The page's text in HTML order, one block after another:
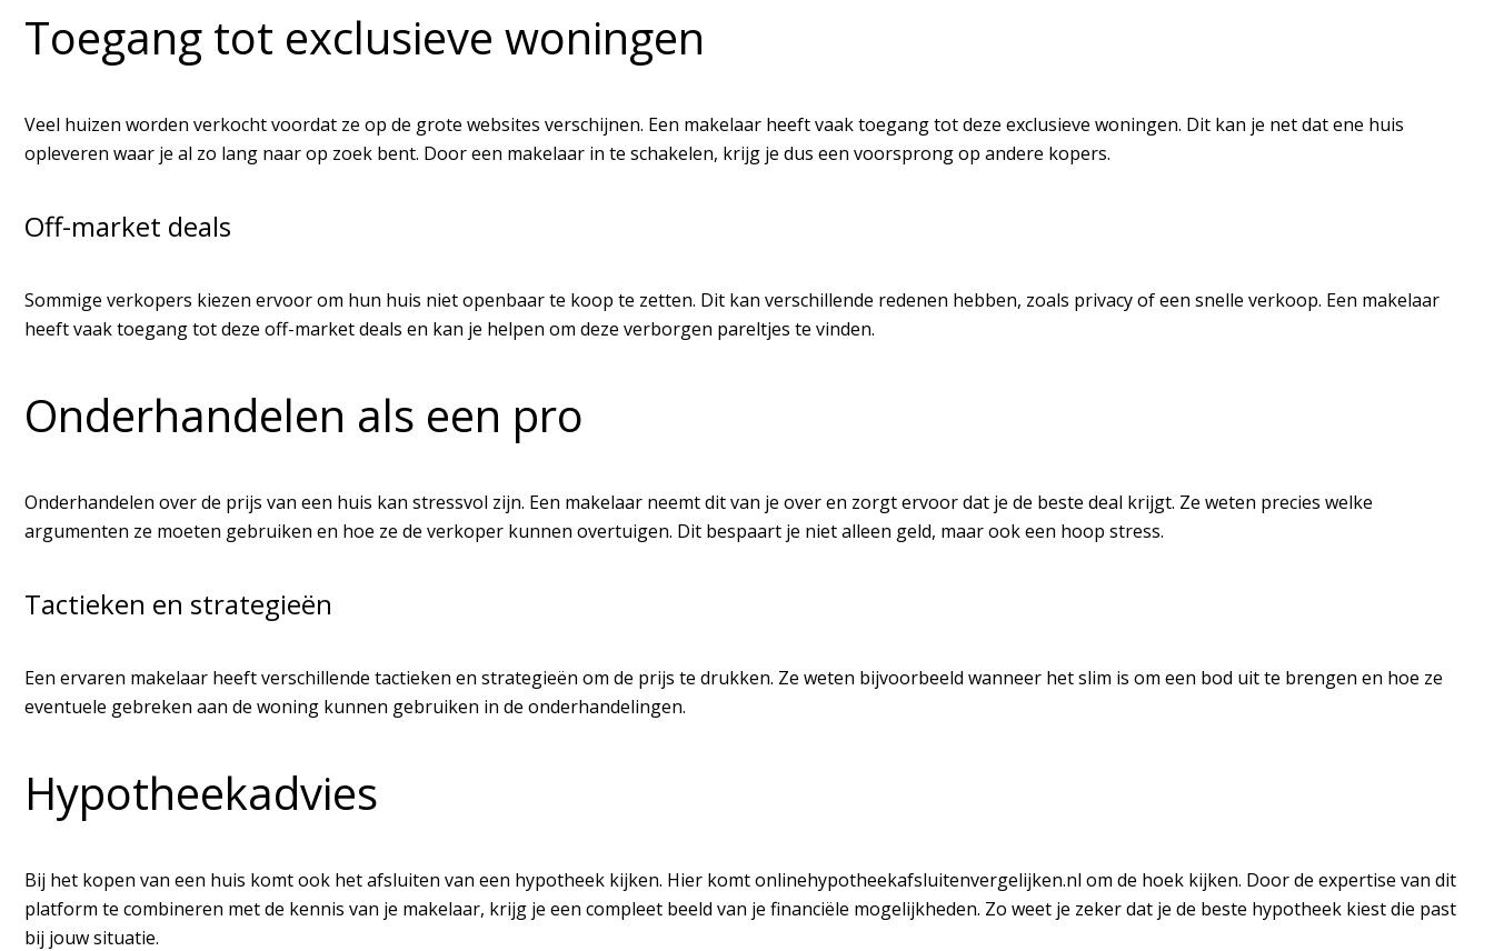
Toegang tot exclusieve woningen
Veel huizen worden verkocht voordat ze op de grote websites verschijnen. Een makelaar heeft vaak toegang tot deze exclusieve woningen. Dit kan je net dat ene huis
opleveren waar je al zo lang naar op zoek bent. Door een makelaar in te schakelen, krijg je dus een voorsprong op andere kopers.
Off-market deals
Sommige verkopers kiezen ervoor om hun huis niet openbaar te koop te zetten. Dit kan verschillende redenen hebben, zoals privacy of een snelle verkoop. Een makelaar
heeft vaak toegang tot deze off-market deals en kan je helpen om deze verborgen pareltjes te vinden.
Onderhandelen als een pro
Onderhandelen over de prijs van een huis kan stressvol zijn. Een makelaar neemt dit van je over en zorgt ervoor dat je de beste deal krijgt. Ze weten precies welke
argumenten ze moeten gebruiken en hoe ze de verkoper kunnen overtuigen. Dit bespaart je niet alleen geld, maar ook een hoop stress.
Tactieken en strategieën
Een ervaren makelaar heeft verschillende tactieken en strategieën om de prijs te drukken. Ze weten bijvoorbeeld wanneer het slim is om een bod uit te brengen en hoe ze
eventuele gebreken aan de woning kunnen gebruiken in de onderhandelingen.
Hypotheekadvies
Bij het kopen van een huis komt ook het afsluiten van een hypotheek kijken. Hier komt onlinehypotheekafsluitenvergelijken.nl om de hoek kijken. Door de expertise van dit
platform te combineren met de kennis van je makelaar, krijg je een compleet beeld van je financiële mogelijkheden. Zo weet je zeker dat je de beste hypotheek kiest die past
bij jouw situatie.